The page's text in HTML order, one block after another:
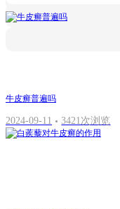
牛皮癣普遍吗
2024-09-11 3421次浏览